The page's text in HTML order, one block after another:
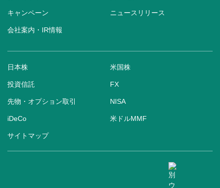
キャンペーン ニュースリリース
会社案内・IR情報
日本株 米国株
投資信託 FX
先物・オプション取引 NISA
iDeCo 米ドルMMF
サイトマップ